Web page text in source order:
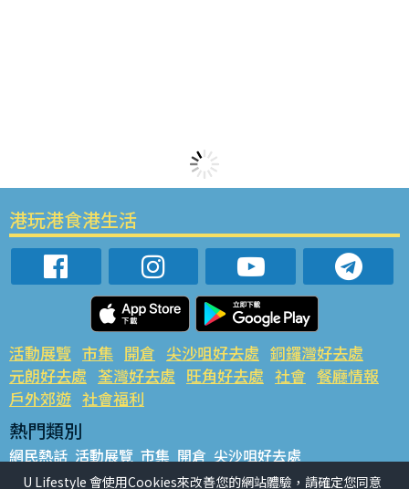
港玩港食港生活
活動展覽 市集 開倉 尖沙咀好去處 銅鑼灣好去處
元朗好去處 荃灣好去處 旺角好去處 社會 餐廳情報
戶外郊遊 社會福利
熱門類別
網民熱話 活動展覽 市集 開倉 尖沙咀好去處
銅鑼灣好去處 元朗好去處 荃灣好去處 旺角好去處 社會
U Lifestyle 會使用Cookies來改善您的網站體驗，請確定您同意